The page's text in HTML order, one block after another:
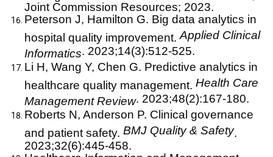
Joint Commission Resources; 2023.
Peterson J, Hamilton G. Big data analytics in
hospital quality improvement. Applied Clinical
Informatics. 2023;14(3):512-525.
Li H, Wang Y, Chen G. Predictive analytics in
healthcare quality management. Health Care
Management Review. 2023;48(2):167-180.
Roberts N, Anderson P. Clinical governance
and patient safety. BMJ Quality & Safety.
2023;32(6):445-458.